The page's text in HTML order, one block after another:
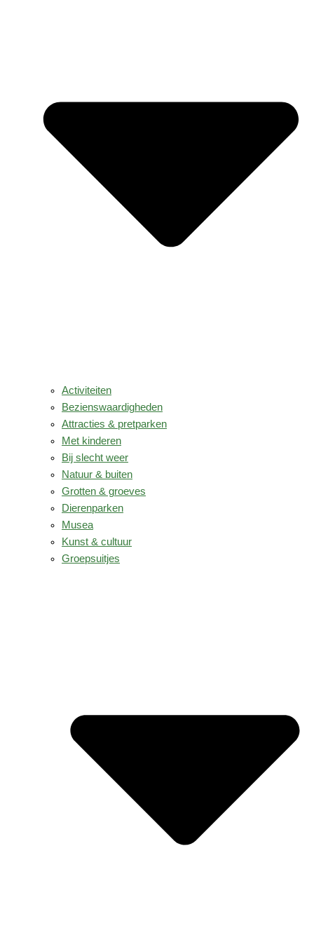
Activiteiten
Bezienswaardigheden
Attracties & pretparken
Met kinderen
Bij slecht weer
Natuur & buiten
Grotten & groeves
Dierenparken
Musea
Kunst & cultuur
Groepsuitjes